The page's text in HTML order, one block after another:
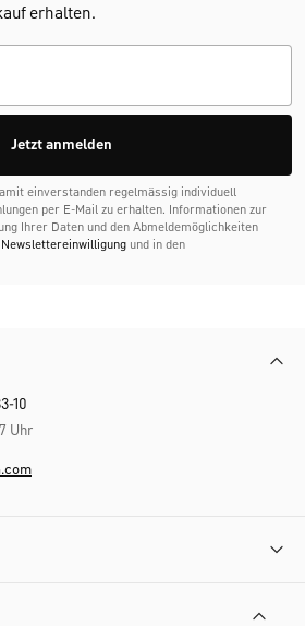
erhalten.
Jetzt anmelden
einverstanden regelmässig individuell
per E-Mail zu erhalten. Informationen zur
Ihrer Daten und den Abmelde­möglichkeiten
Newslettereinwilligung und in den
10
Uhr